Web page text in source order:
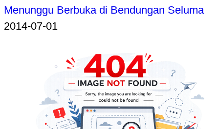
Menunggu Berbuka di Bendungan Seluma
2014-07-01